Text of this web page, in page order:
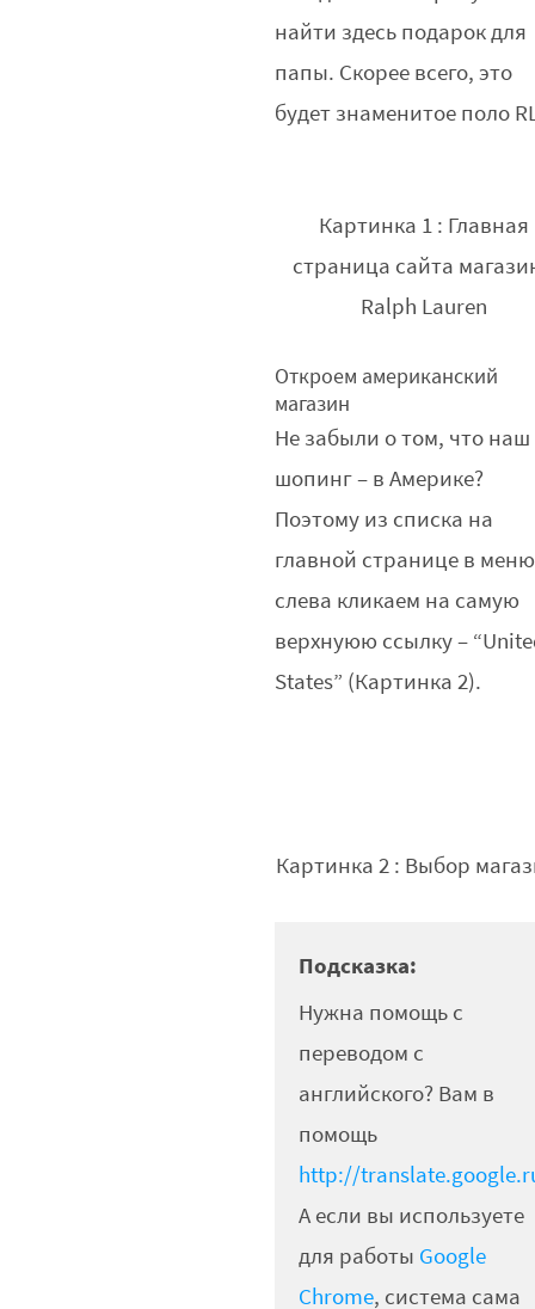
найти здесь подарок для
папы. Скорее всего, это
будет знаменитое поло
Картинка 1 : Главная
страница сайта
Ralph Lauren
Откроем американский
магазин
Не забыли о том, что наш
шопинг – в Америке?
Поэтому из списка на
главной странице в меню
слева кликаем на самую
верхнуюю ссылку –
States” (Картинка 2).
Картинка 2 : Выбор
Подсказка:
Нужна помощь с
переводом с
английского? Вам в
помощь
http://
А если вы используете
для работы Google
Chrome, система сама